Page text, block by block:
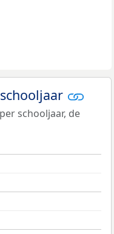
schooljaar, de